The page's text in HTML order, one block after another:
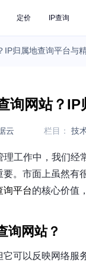
定价 IP查询
IP归属地查询平台与
询网站？
云 栏目： 技
工作中，我们经
要。市面上虽然有
询平台的核心价值
询网站？
它可以反映网络